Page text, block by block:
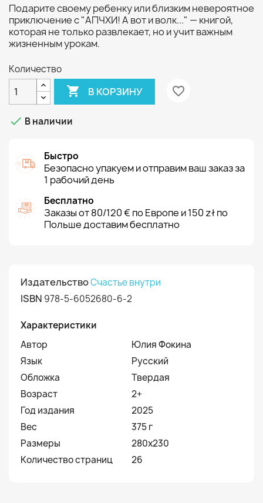
Подарите своему ребенку или близким невероятное
приключение с "АПЧХИ! А вот и волк..." — книгой,
которая не только развлекает, но и учит важным
жизненным урокам.
Количество
 В КОРЗИНУ favorite_border
 В наличии
Быстро
Безопасно упакуем и отправим ваш заказ за
1 рабочий день
Бесплатно
Заказы от 80/120 € по Европе и 150 zł по
Польше доставим бесплатно
ИздательствоСчастье внутри
ISBN 978-5-6052680-6-2
Характеристики
Автор
Юлия Фокина
Язык
Русский
Обложка
Твердая
Возраст
2+
Год издания
2025
Вес
375 г
Размеры
280х230
Количество страниц
26